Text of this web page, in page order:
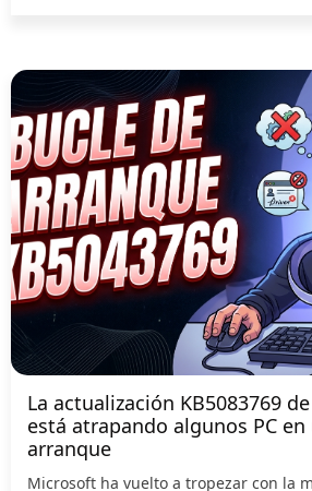
La actualización KB5083769
está atrapando algunos PC
arranque
Microsoft ha vuelto a tropezar con la